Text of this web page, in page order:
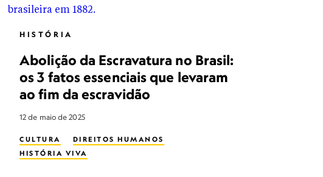
HISTÓRIA
Abolição da Escravatura no Brasil:
os 3 fatos essenciais que levaram
ao fim da escravidão
12 de maio de 2025
CULTURA
DIREITOS HUMANOS
HISTÓRIA VIVA